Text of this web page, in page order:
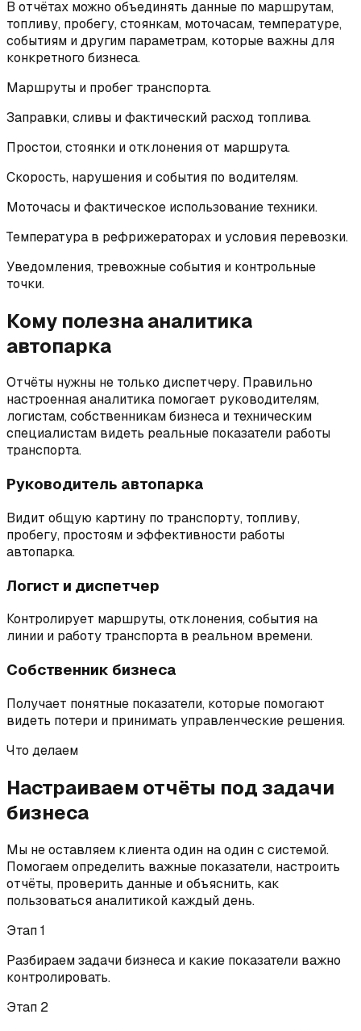
В отчётах можно объединять данные по маршрутам,
топливу, пробегу, стоянкам, моточасам, температуре,
событиям и другим параметрам, которые важны для
конкретного бизнеса.
Маршруты и пробег транспорта.
Заправки, сливы и фактический расход топлива.
Простои, стоянки и отклонения от маршрута.
Скорость, нарушения и события по водителям.
Моточасы и фактическое использование техники.
Температура в рефрижераторах и условия перевозки.
Уведомления, тревожные события и контрольные
точки.
Кому полезна аналитика
автопарка
Отчёты нужны не только диспетчеру. Правильно
настроенная аналитика помогает руководителям,
логистам, собственникам бизнеса и техническим
специалистам видеть реальные показатели работы
транспорта.
Руководитель автопарка
Видит общую картину по транспорту, топливу,
пробегу, простоям и эффективности работы
автопарка.
Логист и диспетчер
Контролирует маршруты, отклонения, события на
линии и работу транспорта в реальном времени.
Собственник бизнеса
Получает понятные показатели, которые помогают
видеть потери и принимать управленческие решения.
Что делаем
Настраиваем отчёты под задачи
бизнеса
Мы не оставляем клиента один на один с системой.
Помогаем определить важные показатели, настроить
отчёты, проверить данные и объяснить, как
пользоваться аналитикой каждый день.
Этап1
Разбираем задачи бизнеса и какие показатели важно
контролировать.
Этап 2